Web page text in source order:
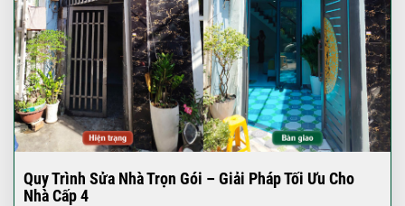
Quy Trình Sửa Nhà Trọn Gói – Giải Pháp Tối Ưu Cho
Nhà Cấp 4